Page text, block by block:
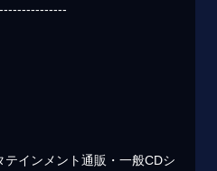
インメント通販・一般CDシ